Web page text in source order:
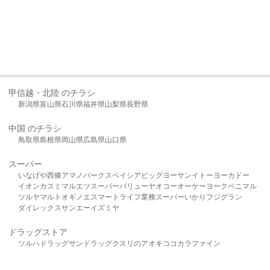
甲信越・北陸 のチラシ
新潟県富山県石川県福井県山梨県長野県
中国 のチラシ
鳥取県島根県岡山県広島県山口県
スーパー
いなげや西條アマノパークスベイシア ビッグヨーサンイトーヨーカドー
イオンカスミ マルエツスーパーバリューヤオコーオーケー ヨークベニマル
ツルヤマルト オギノ エスマート ライフ業務スーパーいかり フジグラン
ダイレックスサンエーイズミヤ
ドラッグストア
ツルハドラッグサンドラッグクスリのアオキ ココカラファイン